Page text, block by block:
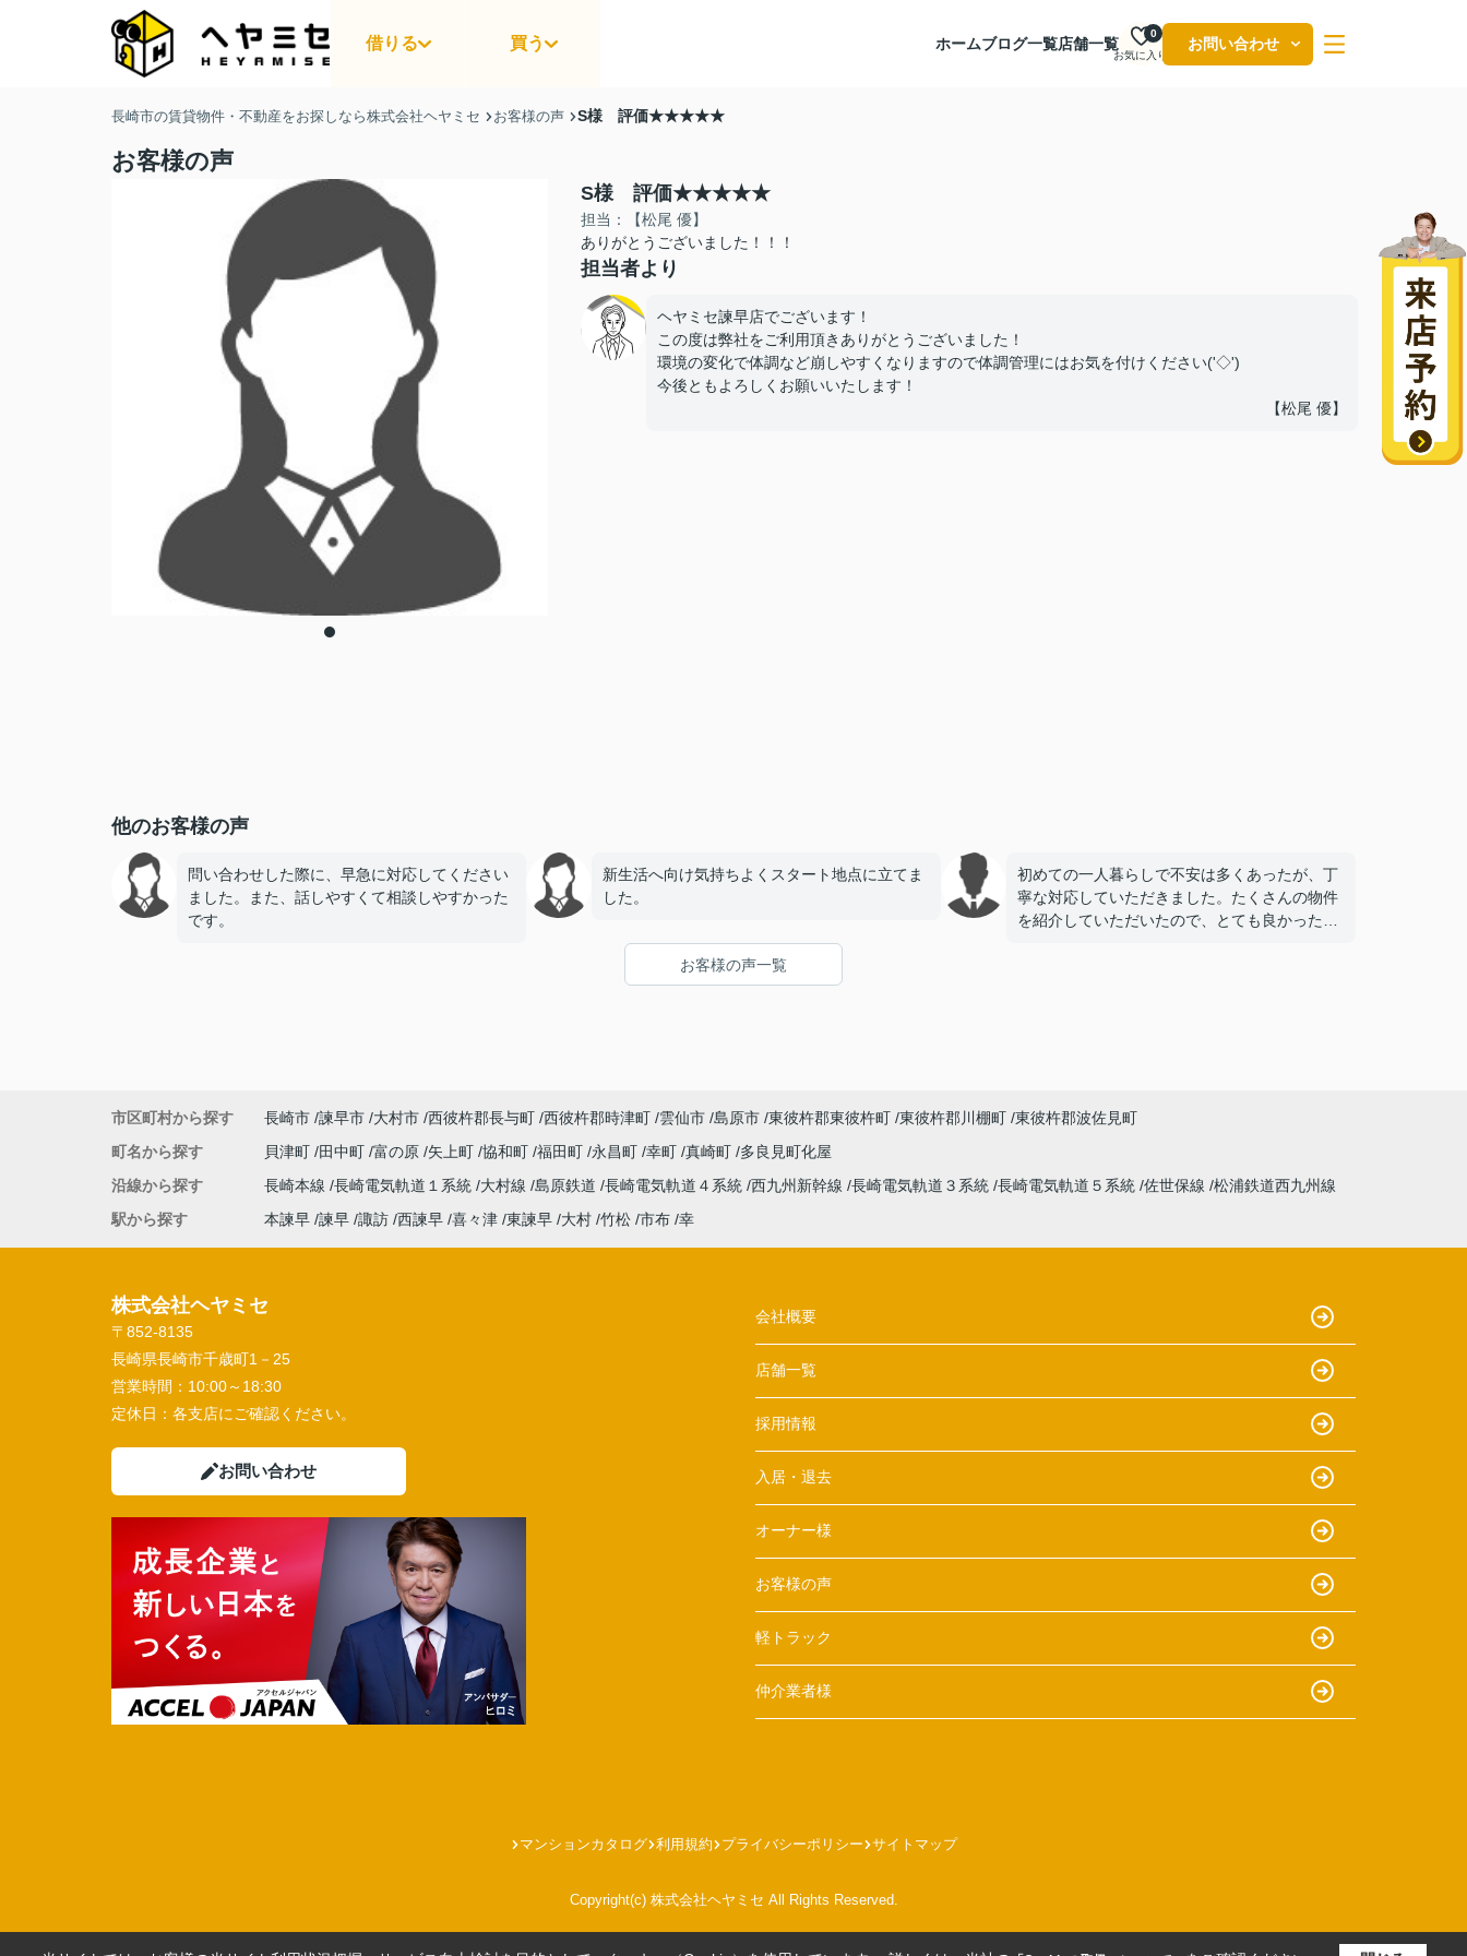
借りる 買う ホームブログ一覧店舗一覧
お気に入り
0
お問い合わせ
長崎市の賃貸物件・不動産をお探しなら株式会社ヘヤミセ お客様の声 S様 評価★★★★★
お客様の声
S様 評価★★★★★
担当：【松尾 優】
ありがとうございました！！！
担当者より
ヘヤミセ諫早店でございます！
この度は弊社をご利用頂きありがとうございました！
環境の変化で体調など崩しやすくなりますので体調管理にはお気を付けください('◇')ゞ
今後ともよろしくお願いいたします！
【松尾 優】
他のお客様の声
問い合わせした際に、早急に対応してください
ました。また、話しやすくて相談しやすかった
です。
新生活へ向け気持ちよくスタート地点に立てま
した。
初めての一人暮らしで不安は多くあったが、丁
寧な対応していただきました。たくさんの物件
を紹介していただいたので、とても良かったで
お客様の声一覧
市区町村から探す 長崎市 諫早市 大村市 西彼杵郡長与町 西彼杵郡時津町 雲仙市 島原市 東彼杵郡東彼杵町 東彼杵郡川棚町 東彼杵郡波佐見町
町名から探す
貝津町 田中町 富の原 矢上町 協和町 福田町 永昌町 幸町 真崎町 多良見町化屋
沿線から探す
長崎本線 長崎電気軌道１系統 大村線 島原鉄道 長崎電気軌道４系統 西九州新幹線 長崎電気軌道３系統 長崎電気軌道５系統 佐世保線 松浦鉄道西九州線
駅から探す
本諫早 諫早 諏訪 西諫早 喜々津 東諫早 大村 竹松 市布 幸
株式会社ヘヤミセ
〒852-8135
長崎県長崎市千歳町1－25
営業時間： 10:00～18:30
定休日： 各支店にご確認ください。
お問い合わせ
会社概要
店舗一覧
採用情報
入居・退去
オーナー様
お客様の声
軽トラック
仲介業者様
マンションカタログ 利用規約 プライバシーポリシー サイトマップ
Copyright(c) 株式会社ヘヤミセ All Rights Reserved.